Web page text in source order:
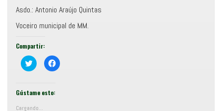
Asdo.: Antonio Araújo Quintas
Voceiro municipal de MM.
Compartir:
C
o
r
t
r
F
e
Gústame esto:
Cargando...